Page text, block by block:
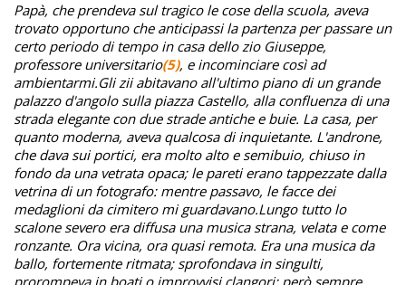
Papà, che prendeva sul tragico le cose della scuola, aveva
trovato opportuno che anticipassi la partenza per passare un
certo periodo di tempo in casa dello zio Giuseppe,
professore universitario(5), e incominciare così ad
ambientarmi.Gli zii abitavano all'ultimo piano di un grande
palazzo d'angolo sulla piazza Castello, alla confluenza di una
strada elegante con due strade antiche e buie. La casa, per
quanto moderna, aveva qualcosa di inquietante. L'androne,
che dava sui portici, era molto alto e semibuio, chiuso in
fondo da una vetrata opaca; le pareti erano tappezzate dalla
vetrina di un fotografo: mentre passavo, le facce dei
medaglioni da cimitero mi guardavano.Lungo tutto lo
scalone severo era diffusa una musica strana, velata e come
ronzante. Ora vicina, ora quasi remota. Era una musica da
ballo, fortemente ritmata; sprofondava in singulti,